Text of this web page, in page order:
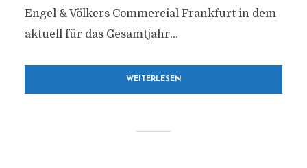
Engel & Völkers Commercial Frankfurt in dem
aktuell für das Gesamtjahr...
WEITERLESEN